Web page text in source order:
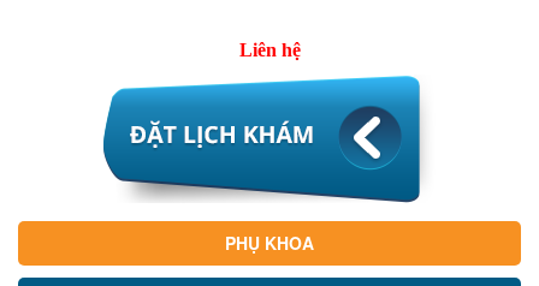
Liên hệ
PHỤ KHOA